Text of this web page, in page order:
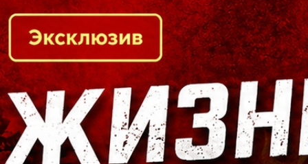
Кто есть кто в Байкальском регионе